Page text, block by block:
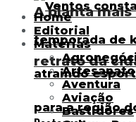
A planta mais
retrato da
Home
Editorial
Matérias
Artesanato
Aventura
Aviação
Bastidores